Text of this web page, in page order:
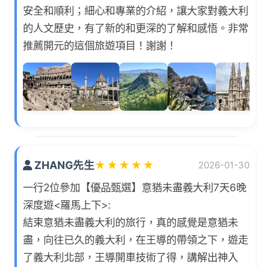
安全和順利；細心和專業的介紹，讓大家對義大利
的人文歷史，有了新的和更深的了解和感悟。非常
推薦開元的這個旅遊項目！謝謝！
ZHANG先生★ ★ ★ ★ ★ 2026-01-30
一行2位參加【優品甄選】意猶未盡義大利7天6晚
深度遊<羅馬上下>:
結束意猶未盡義大利的旅行，真的感覺是意猶未
盡，向往已久的義大利，在王導的帶領之下，遊走
了義大利北部，王導開車技術了得，講解出神入